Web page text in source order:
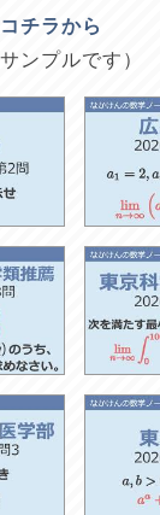
チラから
ンプルです）